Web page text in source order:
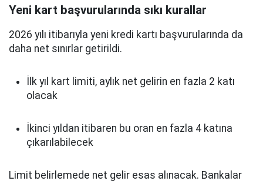
Yeni kart başvurularında sıkı kurallar
2026 yılı itibarıyla yeni kredi kartı başvurularında da
daha net sınırlar getirildi.
İlk yıl kart limiti, aylık net gelirin en fazla 2 katı
olacak
İkinci yıldan itibaren bu oran en fazla 4 katına
çıkarılabilecek
Limit belirlemede net gelir esas alınacak. Bankalar